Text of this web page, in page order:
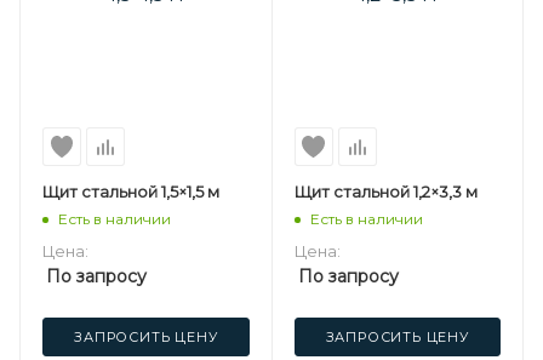
Щит стальной 1,5×1,5 м
Есть в наличии
Цена:
По запросу
ЗАПРОСИТЬ ЦЕНУ
Щит стальной 1,2×3,3 м
Есть в наличии
Цена:
По запросу
ЗАПРОСИТЬ ЦЕНУ